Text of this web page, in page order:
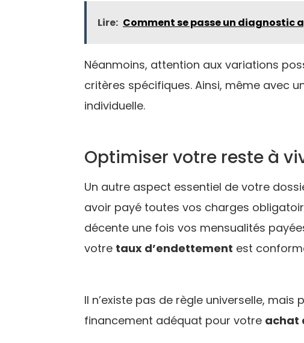
Lire: Comment se passe un diagnostic
Néanmoins, attention aux variations
critères spécifiques. Ainsi, même avec
individuelle.
Optimiser votre reste à
Un autre aspect essentiel de votre
avoir payé toutes vos charges
décente une fois vos mensualités
votre taux d’endettement est
Il n’existe pas de règle universelle,
financement adéquat pour votre achat